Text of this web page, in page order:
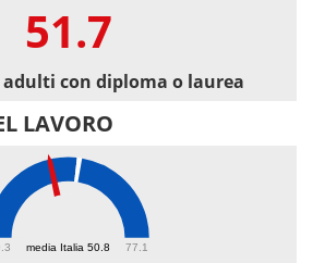
51.7
adulti con diploma o laurea
LAVORO
media Italia 50.8 77.1